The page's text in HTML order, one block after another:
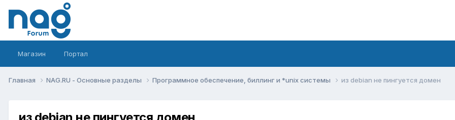
Магазин Портал
Главная NAG.RU - Основные разделы Программное обеспечение, биллинг и *unix системы из debian не пингуется домен